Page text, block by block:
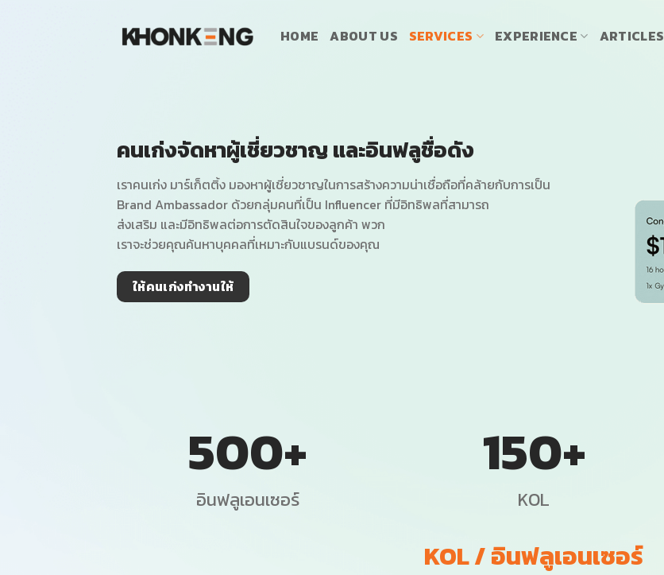
HOME ABOUT US SERVICES EXPERIENCE ARTICLES
คนเก่งจัดหาผู้เชี่ยวชาญ และอินฟลูชื่อดัง
เราคนเก่ง มาร์เก็ตติ้ง มองหาผู้เชี่ยวชาญในการสร้างความน่าเชื่อถือที่คล้ายกับการเป็น
Brand Ambassador ด้วยกลุ่มคนที่เป็น Influencer ที่มีอิทธิพลที่สามารถ
ส่งเสริม และมีอิทธิพลต่อการตัดสินใจของลูกค้า พวก
เราจะช่วยคุณค้นหาบุคคลที่เหมาะกับแบรนด์ของคุณ
ให้คนเก่งทำงานให้
500+
อินฟลูเอนเซอร์
150+
KOL
KOL / อินฟลูเอนเซอร์